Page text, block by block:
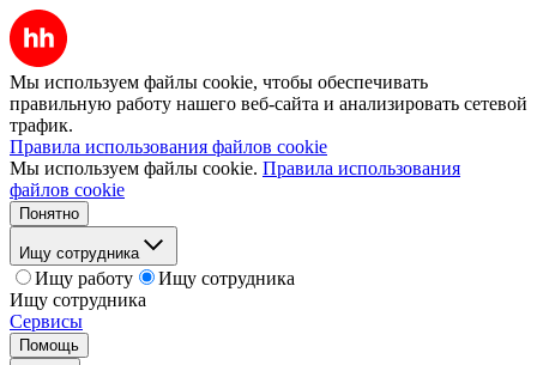
Мы используем файлы cookie, чтобы обеспечивать
правильную работу нашего веб-сайта и анализировать сетевой
трафик.
Правила использования файлов cookie
Мы используем файлы cookie. Правила использования
файлов cookie
Понятно
Ищу сотрудника
Ищу работу
Ищу сотрудника
Ищу сотрудника
Сервисы
Помощь